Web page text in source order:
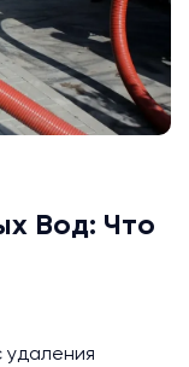
Вод: Что
удаления